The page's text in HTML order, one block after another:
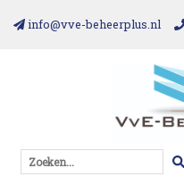
info@vve-beheerplus.nl
Zoeken...